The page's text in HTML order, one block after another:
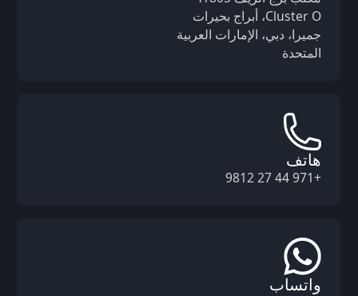
Cluster O، أبراج بحيرات
جميرا، دبي، الإمارات العربية
المتحدة
هاتف
+971 44 27 9812
واتساب